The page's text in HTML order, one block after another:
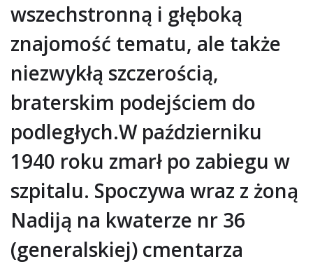
wszechstronną i głęboką
znajomość tematu, ale także
niezwykłą szczerością,
braterskim podejściem do
podległych.W październiku
1940 roku zmarł po zabiegu w
szpitalu. Spoczywa wraz z żoną
Nadiją na kwaterze nr 36
(generalskiej) cmentarza